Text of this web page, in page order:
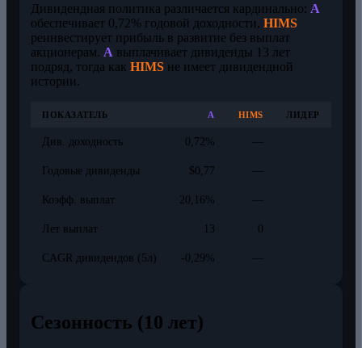
Дивидендная политика различается кардинально: A
обеспечивает 0,72% годовой доходности, HIMS
реинвестирует прибыль в развитие без выплат
акционерам. A выплачивает дивиденды 13 лет
подряд, тогда как HIMS не имеет дивидендной
истории.
ПОКАЗАТЕЛЬ A HIMS ЛИДЕР
Див. доходность 0,72% —
Годовые дивиденды $0,77 —
Коэфф. выплат 20,16% —
Лет выплат 13 0
CAGR дивидендов (5л) -0,29% —
Сезонность (10 лет)